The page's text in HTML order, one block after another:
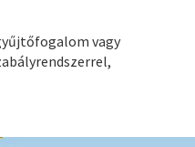
vagy